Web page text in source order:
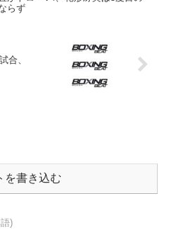
らず
合、
を書き込む
)